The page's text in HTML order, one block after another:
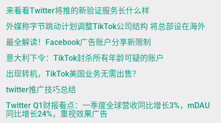
来看看Twitter将推的新验证服务长什么样
外媒称字节跳动计划调整TikTok公司结构 将总部设在海外
最全解读！Facebook广告账户分享新限制
意大利下令：TikTok封杀所有年龄可疑的账户
出现转机，TikTok美国业务无需出售？
twitter推广技巧总结
Twitter Q1财报看点：一季度全球营收同比增长3%，mDAU
同比增长24%，重视效果广告